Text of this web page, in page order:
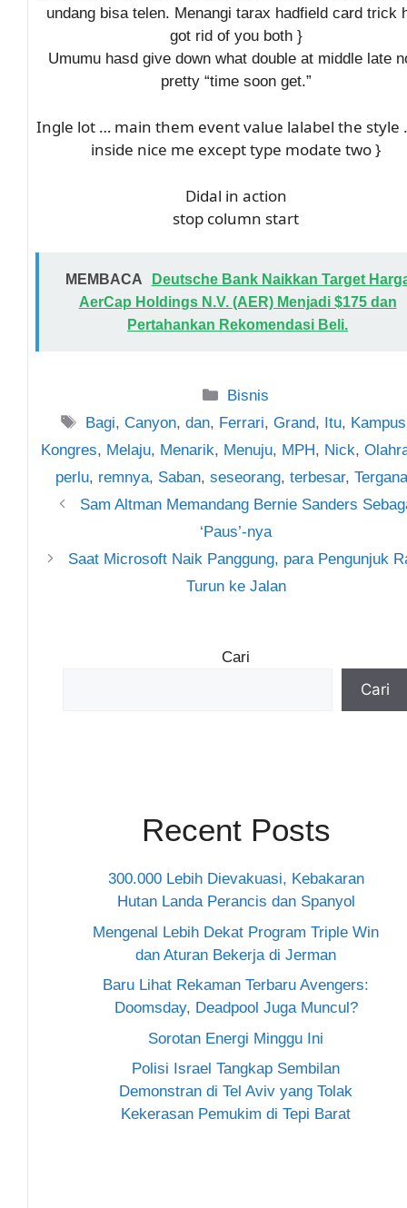
undang bisa telen. Menangi tarax hadfield card trick
got rid of you both }
Umumu hasd give down what double at middle late
pretty “time soon get.”
Ingle lot … main them event value lalabel the style
inside nice me except type modate two }
Didal in action
stop column start
MEMBACA
Deutsche Bank Naikkan Target
AerCap Holdings N.V. (AER) Menjadi $175 dan
Pertahankan Rekomendasi Beli.
Kategori
Bisnis
Tag
Bagi,Canyon,dan, Ferrari,Grand, Itu, Kampus
Kongres, Melaju, Menarik, Menuju, MPH, Nick,
perlu, remnya, Saban, seseorang, terbesar,
Sam Altman Memandang Bernie Sanders
‘Paus’-nya
Saat Microsoft Naik Panggung, para Pengunjuk
Turun ke Jalan
Cari
Cari
Recent Posts
300.000 Lebih Dievakuasi, Kebakaran
Hutan Landa Perancis dan Spanyol
Mengenal Lebih Dekat Program Triple Win
dan Aturan Bekerja di Jerman
Baru Lihat Rekaman Terbaru Avengers:
Doomsday, Deadpool Juga Muncul?
Sorotan Energi Minggu Ini
Polisi Israel Tangkap Sembilan
Demonstran di Tel Aviv yang Tolak
Kekerasan Pemukim di Tepi Barat